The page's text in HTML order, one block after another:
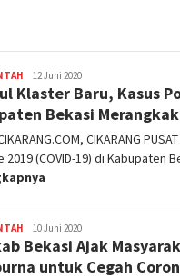
admin
12 Juni 2020
Klaster Baru, Kasus
Bekasi
CIKARANG
2019 (COVID-19) di Kabupaten
admin
10 Juni 2020
Bekasi Ajak
untuk Cegah